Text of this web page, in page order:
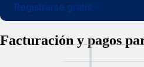
Registrarse gratis
Facturación y pagos